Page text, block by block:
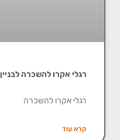
רגלי אקרו להשכרה לבניין
רגלי אקרו להשכרה
קרא עוד